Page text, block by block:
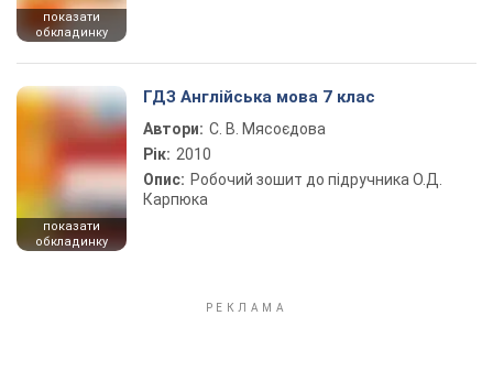
показати
обкладинку
показати
обкладинку
ГДЗ Англійська мова 7 клас
Автори: С. В. Мясоєдова
Рік: 2010
Опис: Робочий зошит до підручника О.Д.
Карпюка